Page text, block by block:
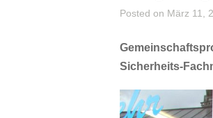
Posted on März 11,
Sicherheits-